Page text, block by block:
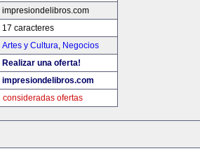
impresiondelibros.com
17 caracteres
Artes y Cultura, Negocios
Realizar una oferta!
impresiondelibros.com
consideradas ofertas